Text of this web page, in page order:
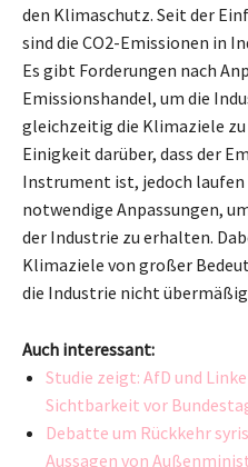
den Klimaschutz. Seit der
sind die CO2-Emissionen in
Es gibt Forderungen nach
Emissionshandel, um die
gleichzeitig die Klimaziele
Einigkeit darüber, dass der
Instrument ist, jedoch laufen
notwendige Anpassungen,
der Industrie zu erhalten.
Klimaziele von großer
die Industrie nicht
Auch interessant:
Studie zeigt: AfD und
Sichtbarkeit vor
Debatte um Rückkehr
Aussagen von